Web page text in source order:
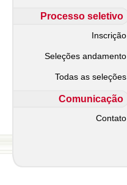
Processo seletivo
Inscrição
Seleções andamento
Todas as seleções
Comunicação
Contato